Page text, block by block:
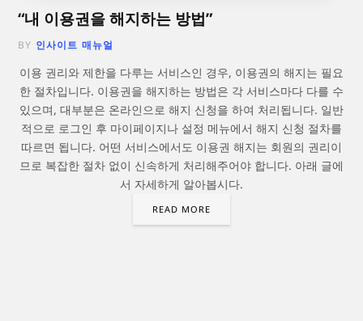
“내 이용권을 해지하는 방법”
BY 인사이트 매뉴얼
이용 권리와 제한을 다루는 서비스인 경우, 이용권의 해지는 필요
한 절차입니다. 이용권을 해지하는 방법은 각 서비스마다 다를 수
있으며, 대부분은 온라인으로 해지 신청을 하여 처리됩니다. 일반
적으로 로그인 후 마이페이지나 설정 메뉴에서 해지 신청 절차를
따르면 됩니다. 어떤 서비스에서도 이용권 해지는 회원의 권리이
므로 복잡한 절차 없이 신속하게 처리해주어야 합니다. 아래 글에
서 자세하게 알아봅시다.
READ MORE